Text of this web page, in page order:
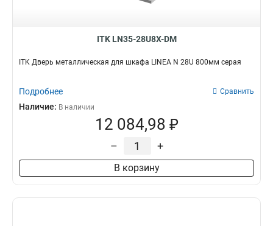
ITK LN35-28U8X-DM
ITK Дверь металлическая для шкафа LINEA N 28U 800мм серая
Подробнее Сравнить
Наличие: В наличии
12 084,98 ₽
– +
В корзину